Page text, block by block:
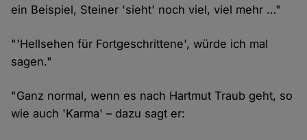
ein Beispiel, Steiner 'sieht' noch viel, viel mehr …"
"'Hellsehen für Fortgeschrittene', würde ich mal
sagen."
"Ganz normal, wenn es nach Hartmut Traub geht, so
wie auch 'Karma' – dazu sagt er: